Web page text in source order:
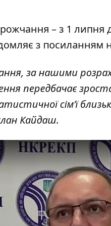
– з 1 липня
з посиланням
за нашими
передбачає
сім’ї
Кайдаш.